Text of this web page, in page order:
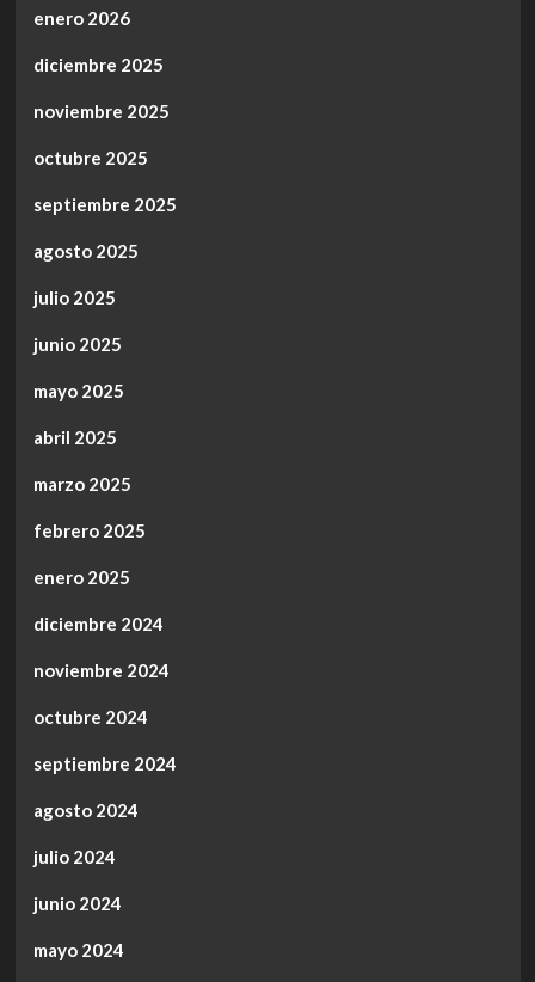
enero 2026
diciembre 2025
noviembre 2025
octubre 2025
septiembre 2025
agosto 2025
julio 2025
junio 2025
mayo 2025
abril 2025
marzo 2025
febrero 2025
enero 2025
diciembre 2024
noviembre 2024
octubre 2024
septiembre 2024
agosto 2024
julio 2024
junio 2024
mayo 2024